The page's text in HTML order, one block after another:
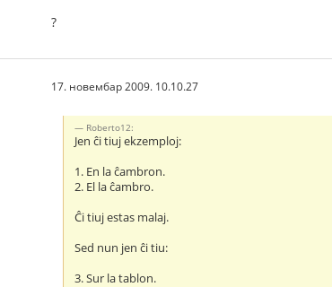
?
17. новембар 2009. 10.10.27
Roberto12:
Jen ĉi tiuj ekzemploj:
1. En la ĉambron.
2. El la ĉambro.
Ĉi tiuj estas malaj.
Sed nun jen ĉi tiu:
3. Sur la tablon.